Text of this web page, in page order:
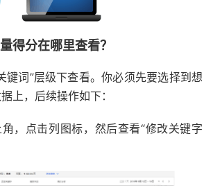
得分在哪里查看？
键词”层级下查看。你必须先要选择到想
上，后续操作如下：
，点击列图标，然后查看“修改关键字